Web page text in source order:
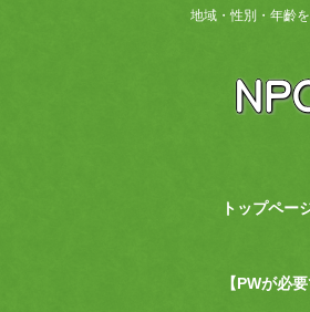
地域・性別・年齡
トップペー
【PWが必